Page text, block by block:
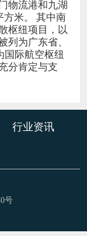
物流港和九湖
方米。 其中南
枢纽项目，以
列为广东省、
国际航空枢纽
分肯定与支
行业资讯
号